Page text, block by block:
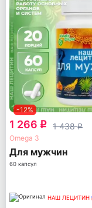
-12%
1 266 q 1 438q
Omega 3
Для мужчин
60 капсул
НАШ ЛЕЦИТИН